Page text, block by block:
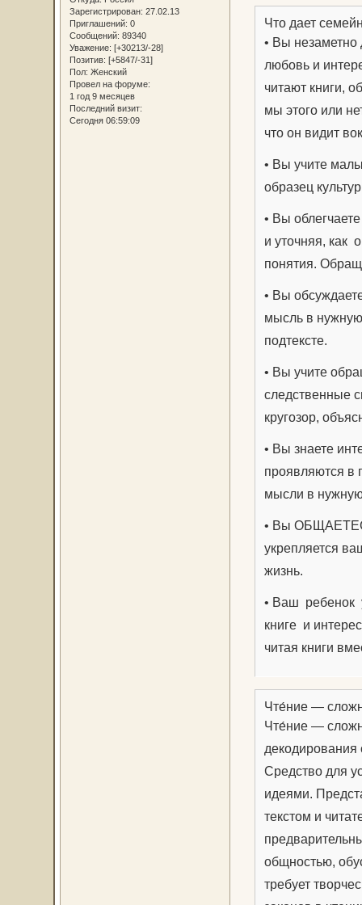
Зарегистрирован: 27.02.13
Приглашений: 0
Сообщений: 89340
Уважение: [+30213/-28]
Позитив: [+5847/-31]
Пол: Женский
Провел на форуме:
1 год 9 месяцев
Последний визит:
Сегодня 06:59:09
Что дает
• Вы незаметно
любовь и
читают книги,
мы этого или
что он видит
• Вы учите
образец
• Вы
и уточняя, как
понятия.
• Вы
мысль в нужную
подтексте.
• Вы учите
следственные
кругозор,
• Вы знаете
проявляются в
мысли в нужную
• Вы
укрепляется
жизнь.
• Ваш ребенок
книге и
читая книги
Чте́ние —
Чте́ние —
Средство для
идеями.
текстом и
общностью,
требует